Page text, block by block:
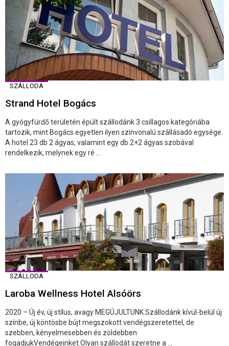
SZÁLLODA
Strand Hotel Bogács
A gyógyfürdő területén épült szállodánk 3 csillagos kategóriába
tartozik, mint Bogács egyetlen ilyen színvonalú szállásadó egysége.
A hotel 23 db 2 ágyas, valamint egy db 2+2 ágyas szobával
rendelkezik, melynek egy ré ...
SZÁLLODA
Laroba Wellness Hotel Alsóörs
2020 – Új év, új stílus, avagy MEGÚJULTUNK.Szállodánk kívül-belül új
színbe, új köntösbe bújt megszokott vendégszeretettel, de
szebben, kényelmesebben és zöldebben
fogadjukVendégeinket.Olyan szállodát szeretne a ...